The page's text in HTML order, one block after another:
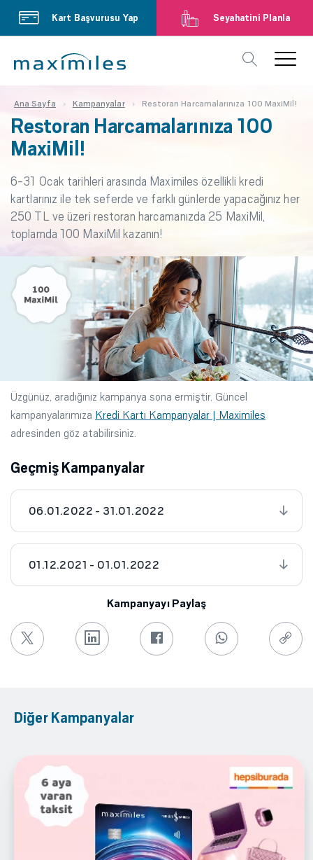
Kart Başvurusu Yap Seyahatini Planla
Ana Sayfa Kampanyalar Restoran Harcamalarınıza 100 MaxiMil!
Restoran Harcamalarınıza 100
MaxiMil!
6-31 Ocak tarihleri arasında Maximiles özellikli kredi
kartlarınız ile tek seferde ve farklı günlerde yapacağınız her
250 TL ve üzeri restoran harcamanızda 25 MaxiMil,
toplamda 100 MaxiMil kazanın!
Üzgünüz, aradığınız kampanya sona ermiştir. Güncel
kampanyalarımıza Kredi Kartı Kampanyalar | Maximiles
adresinden göz atabilirsiniz.
Geçmiş Kampanyalar
06.01.2022 - 31.01.2022
01.12.2021 - 01.01.2022
Kampanyayı Paylaş
Diğer Kampanyalar